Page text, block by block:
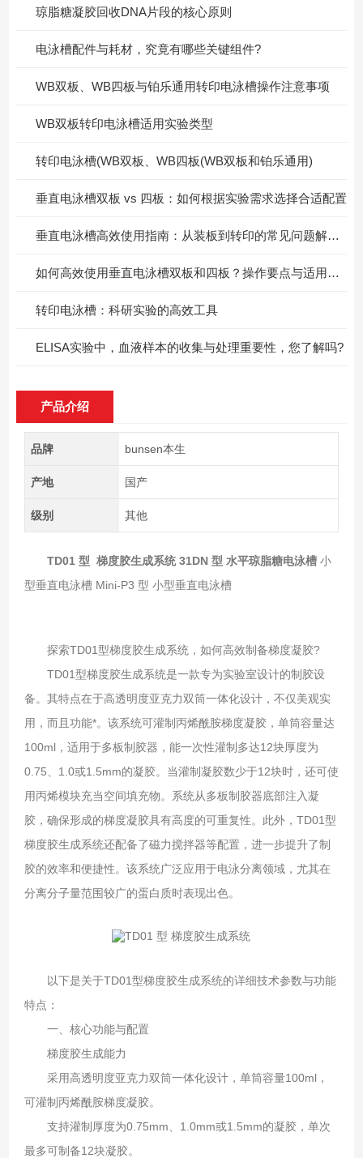
琼脂糖凝胶回收DNA片段的核心原则
电泳槽配件与耗材，究竟有哪些关键组件?
WB双板、WB四板与铂乐通用转印电泳槽操作注意事项
WB双板转印电泳槽适用实验类型
转印电泳槽(WB双板、WB四板(WB双板和铂乐通用)
垂直电泳槽双板 vs 四板：如何根据实验需求选择合适配置
垂直电泳槽高效使用指南：从装板到转印的常见问题解决方案
如何高效使用垂直电泳槽双板和四板？操作要点与适用场景解析
转印电泳槽：科研实验的高效工具
ELISA实验中，血液样本的收集与处理重要性，您了解吗?
产品介绍
品牌 bunsen本生
产地 国产
级别 其他
TD01 型 梯度胶生成系统 31DN 型 水平琼脂糖电泳槽 小
型垂直电泳槽 Mini-P3 型 小型垂直电泳槽
探索TD01型梯度胶生成系统，如何高效制备梯度凝胶?
TD01型梯度胶生成系统是一款专为实验室设计的制胶设
备。其特点在于高透明度亚克力双筒一体化设计，不仅美观实
用，而且功能*。该系统可灌制丙烯酰胺梯度凝胶，单筒容量达
100ml，适用于多板制胶器，能一次性灌制多达12块厚度为
0.75、1.0或1.5mm的凝胶。当灌制凝胶数少于12块时，还可使
用丙烯模块充当空间填充物。系统从多板制胶器底部注入凝
胶，确保形成的梯度凝胶具有高度的可重复性。此外，TD01型
梯度胶生成系统还配备了磁力搅拌器等配置，进一步提升了制
胶的效率和便捷性。该系统广泛应用于电泳分离领域，尤其在
分离分子量范围较广的蛋白质时表现出色。
以下是关于‌TD01型梯度胶生成系统‌的详细技术参数与功能
特点：
一、核心功能与配置‌
梯度胶生成能力‌
采用高透明度亚克力双筒一体化设计，单筒容量100ml，
可灌制丙烯酰胺梯度凝胶‌。
支持灌制厚度为0.75mm、1.0mm或1.5mm的凝胶，单次
最多可制备12块凝胶‌。